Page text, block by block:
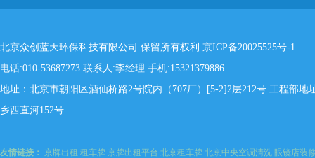
北京众创蓝天环保科技有限公司 保留所有权利 京ICP备20025525号-1
电话:010-53687273 联系人:李经理 手机:15321379886
地址：北京市朝阳区酒仙桥路2号院内（707厂）[5-2]2层212号 工程部地
乡西直河152号
友情链接： 京牌出租 租车牌 京牌出租平台 北京租车牌 北京中央空调清洗 眼镜店装